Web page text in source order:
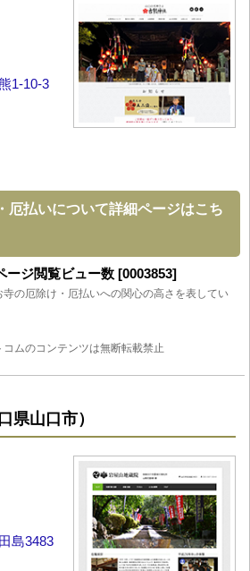
1-10-3
厄払いについて詳細ページはこち
ージ閲覧ビュー数 [0003853]
の厄除け・厄払いへの関心の高さを表してい
ムのコンテンツは無断転載禁止
県山口市）
島3483